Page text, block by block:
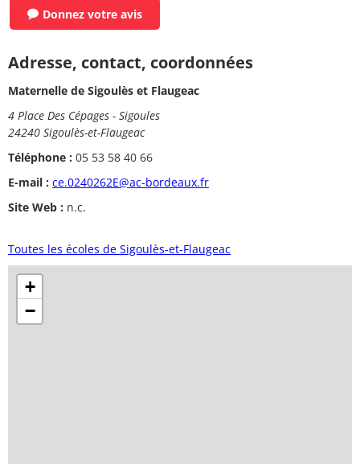
Donnez votre avis
Adresse, contact, coordonnées
Maternelle de Sigoulès et Flaugeac
4 Place Des Cépages - Sigoules
24240 Sigoulès-et-Flaugeac
Téléphone : 05 53 58 40 66
E-mail : ce.0240262E@ac-bordeaux.fr
Site Web : n.c.
Toutes les écoles de Sigoulès-et-Flaugeac
+
−